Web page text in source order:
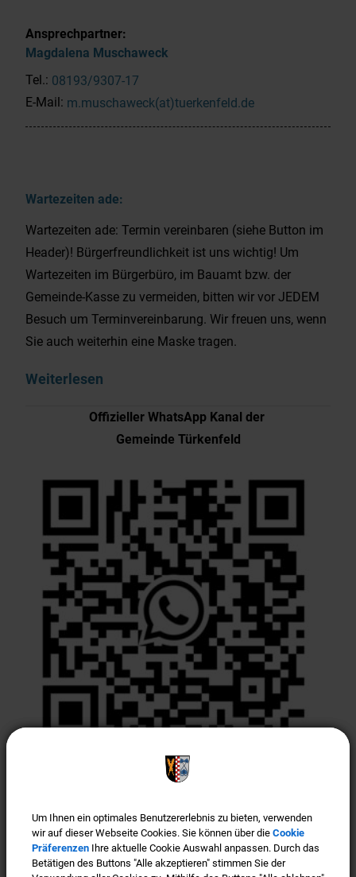
Wartezeiten ade:
Wartezeiten ade: Termin vereinbaren (siehe Button im
Header)! Bürgerfreundlichkeit ist uns wichtig! Um
Wartezeiten im Bürgerbüro, im Bauamt bzw. der
Gemeinde-Kasse zu vermeiden, bitten wir vor JEDEM
Besuch um Terminvereinbarung. Wir freuen uns, wenn
Sie auch weiterhin eine Maske tragen.
Weiterlesen
Offizieller WhatsApp Kanal der
Gemeinde Türkenfeld
Ansprechpartner:
Magdalena Muschaweck
Tel.: 08193/9307-17
E-Mail: m.muschaweck(at)tuerkenfeld.de
Um Ihnen ein optimales Benutzererlebnis zu bieten, verwenden
wir auf dieser Webseite Cookies. Sie können über die Cookie
Präferenzen Ihre aktuelle Cookie Auswahl anpassen. Durch das
Betätigen des Buttons "Alle akzeptieren" stimmen Sie der
Um Ihnen ein optimales Benutzererlebnis zu bieten, verwenden
wir auf dieser Webseite Cookies. Sie können über die Cookie
Präferenzen Ihre aktuelle Cookie Auswahl anpassen. Durch das
Betätigen des Buttons "Alle akzeptieren" stimmen Sie der